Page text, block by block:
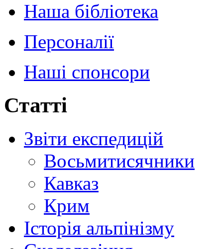
Наша бібліотека
Персоналії
Наші спонсори
Статті
Звіти експедицій
Восьмитисячники
Кавказ
Крим
Історія альпінізму